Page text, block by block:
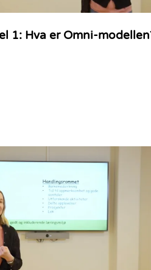
1: Hva er Omni-